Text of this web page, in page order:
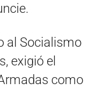
al Socialismo
exigió el
como